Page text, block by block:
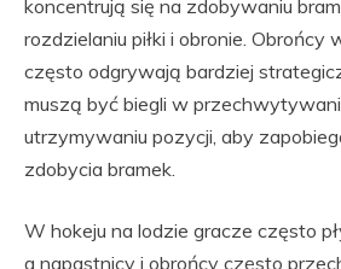
koncentrują się na zdobywaniu
rozdzielaniu piłki i obronie. Obrońcy
często odgrywają bardziej
muszą być biegli w
utrzymywaniu pozycji, aby
zdobycia bramek.
W hokeju na lodzie gracze często
a napastnicy i obrońcy często